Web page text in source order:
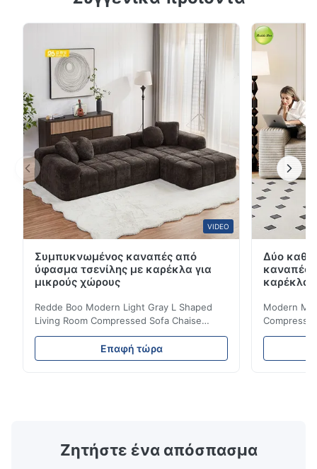
εργονομικό σχεδιασμό που συμμορφώνεται με τις
φυσικές καμπύλες του ανθρώπινου σώματος. Γεμάτο
με μαλακά, ελαστικά μαξιλάρια από σφουγγάρι και
εξοπλισμένο με άνετα μ...
VIDEO
Συμπυκνωμένος καναπές από
ύφασμα τσενίλης με καρέκλα για
μικρούς χώρους
Redde Boo Modern Light Gray L Shaped
Living Room Compressed Sofa Chaise
Lounge Product Overview High resilience
soft sectional sofa designed for small
spaces, featuring a contemporary light gray
Επαφή τώρα
Δύο
καναπές
καρέκλα
Modern
Room
Ζητήστε ένα απόσπασμα